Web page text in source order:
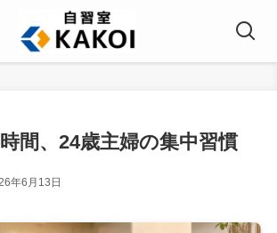
間、24歳主婦の集中習慣
年6月13日